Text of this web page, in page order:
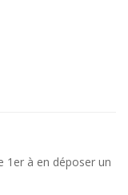
1er à en déposer un